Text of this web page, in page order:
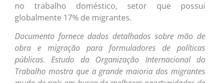
no trabalho doméstico, setor que possui
globalmente 17% de migrantes.
Documento fornece dados detalhados sobre mão de
obra e migração para formuladores de políticas
públicas. Estudo da Organização Internacional do
Trabalho mostra que a grande maioria dos migrantes